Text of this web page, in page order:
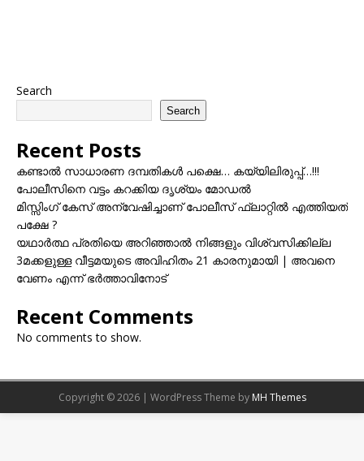
Search
Search
Recent Posts
കണ്ടാൽ സാധാരണ ദമ്പതികൾ പക്ഷെ… കയ്യിലിരുപ്പ്…!!!
പോലീസിനെ വട്ടം കറക്കിയ ദൃശ്യം മോഡല്‍
മിസ്സിംഗ് കേസ് അന്വേഷിച്ചാണ് പോലീസ് ഫ്ലാറ്റിൽ എത്തിയത്
പക്ഷേ ?
യഥാർത്ഥ പ്രതിയെ അറിഞ്ഞാൽ നിങ്ങളും വിശ്വസിക്കില്ല
3മക്കളുള്ള വീട്ടമയുടെ അവിഹിതം 21 കാരനുമായി | അവനെ
വേണം എന്ന് ഭർത്താവിനോട്
Recent Comments
No comments to show.
Copyright © 2026 | WordPress Theme by MH Themes